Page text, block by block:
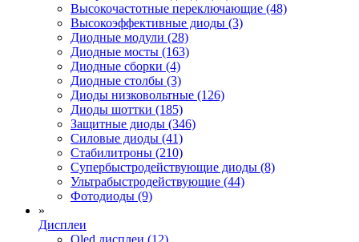
Высокочастотные переключающие (48)
Высокоэффективные диоды (3)
Диодные модули (28)
Диодные мосты (163)
Диодные сборки (4)
Диодные столбы (3)
Диоды низковольтные (126)
Диоды шоттки (185)
Защитные диоды (346)
Силовые диоды (41)
Стабилитроны (210)
Супербыстродействующие диоды (8)
Ультрабыстродействующие (44)
Фотодиоды (9)
»
Дисплеи
Oled дисплеи (12)